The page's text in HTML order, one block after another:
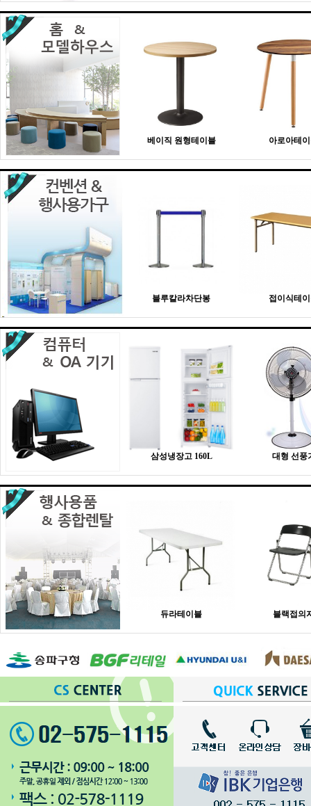
베이직 원형테이블 아로아테
블루칼라차단봉 접이식테
삼성냉장고 160L 대형 선풍
듀라테이블 블랙접의